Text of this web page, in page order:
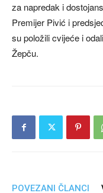
za napredak i
Premijer Pivić i
su položili cvijeće i
Žepču.
POVEZANI ČLANCI